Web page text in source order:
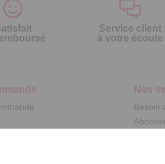
Service client
à votre écoute
Nos
Besoin